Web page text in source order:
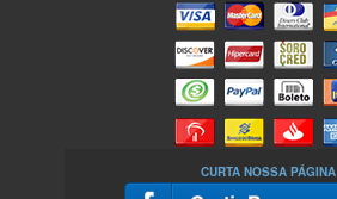
CURTA NOSSA PÁGINA